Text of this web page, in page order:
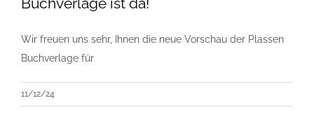
Wir freuen uns sehr, Ihnen die neue Vorschau der Plassen
Buchverlage für
11/12/24